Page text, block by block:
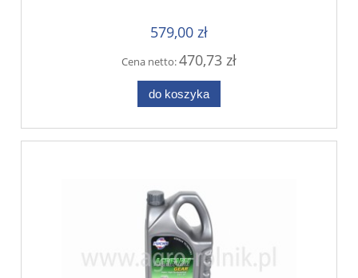
579,00 zł
Cena netto:470,73 zł
do koszyka